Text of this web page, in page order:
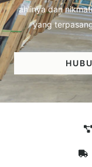
ahlinya dan
yang